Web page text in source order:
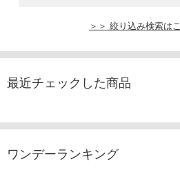
＞＞ 絞り込み検索は
最近チェックした商品
ワンデーランキング